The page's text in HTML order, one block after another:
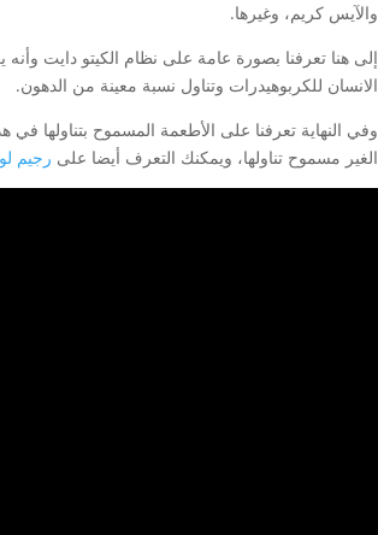
والآيس كريم، وغيرها.
إلى هنا تعرفنا بصورة عامة على نظام الكيتو دايت وأنه
الانسان للكربوهيدرات وتناول نسبة معينة من الدهون.
وفي النهاية تعرفنا على الأطعمة المسموح بتناولها في
الغير مسموح تناولها، ويمكنك التعرف أيضا على رجيم